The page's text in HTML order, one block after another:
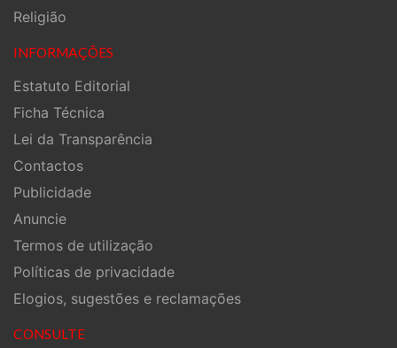
Religião
INFORMAÇÕES
Estatuto Editorial
Ficha Técnica
Lei da Transparência
Contactos
Publicidade
Anuncie
Termos de utilização
Políticas de privacidade
Elogios, sugestões e reclamações
CONSULTE